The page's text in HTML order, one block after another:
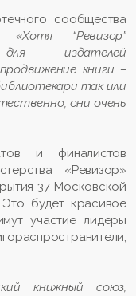
сообщества
«Хотя “Ревизор”
издателей
книги –
так или
они очень
и финалистов
«Ревизор»
37 Московской
будет красивое
участие лидеры
книжный союз,